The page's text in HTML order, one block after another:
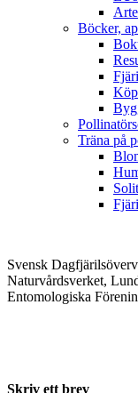
Böcker,
Träna på
Svensk
Naturvårdsverket,
Entomologiska
Skriv ett brev